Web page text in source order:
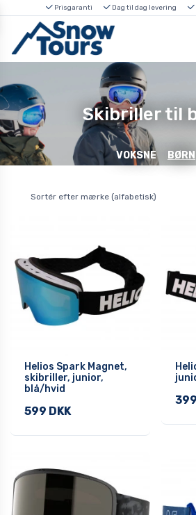
Prisgaranti Dag til dag levering
Skibriller til
VOKSNE BØRN
Helios Spark Magnet,
skibriller, junior,
blå/hvid
599 DKK